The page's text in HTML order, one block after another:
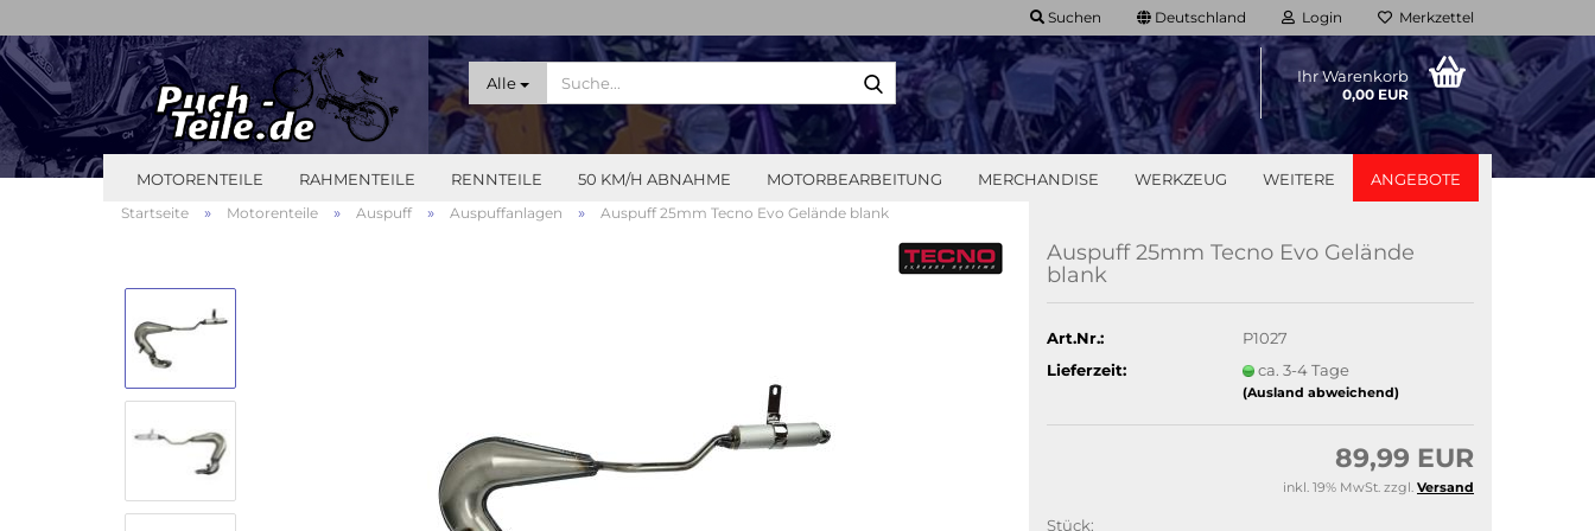
Suchen Deutschland Login Merkzettel
Alle
Suche... Ihr Warenkorb
0,00 EUR
MOTORENTEILE RAHMENTEILE RENNTEILE 50 KM/H ABNAHME MOTORBEARBEITUNG MERCHANDISE WERKZEUG ANGEBOTE
WEITERE
Startseite » Motorenteile » Auspuff » Auspuffanlagen » Auspuff 25mm Tecno Evo Gelände blank
Auspuff 25mm Tecno Evo Gelände
blank
Art.Nr.:
P1027
Lieferzeit:
ca. 3-4 Tage
(Ausland abweichend)
89,99 EUR
inkl. 19% MwSt. zzgl. Versand
Stück: